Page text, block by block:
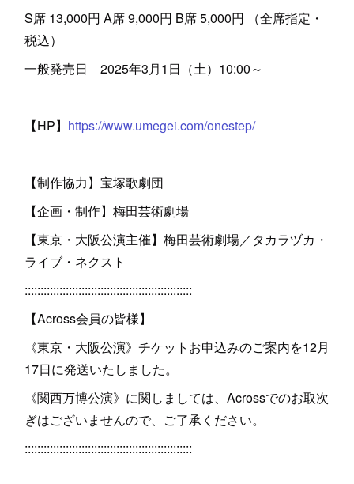
S席 13,000円 A席 9,000円 B席 5,000円 （全席指定・
税込）
一般発売日 2025年3月1日（土）10:00～
【HP】 https://www.umegei.com/onestep/
【制作協力】宝塚歌劇団
【企画・制作】梅田芸術劇場
【東京・大阪公演主催】梅田芸術劇場／タカラヅカ・
ライブ・ネクスト
:::::::::::::::::::::::::::::::::::::::::::::::::::::
【Across会員の皆様】
《東京・大阪公演》チケットお申込みのご案内を12月
17日に発送いたしました。
《関西万博公演》に関しましては、Acrossでのお取次
ぎはございませんので、ご了承ください。
:::::::::::::::::::::::::::::::::::::::::::::::::::::